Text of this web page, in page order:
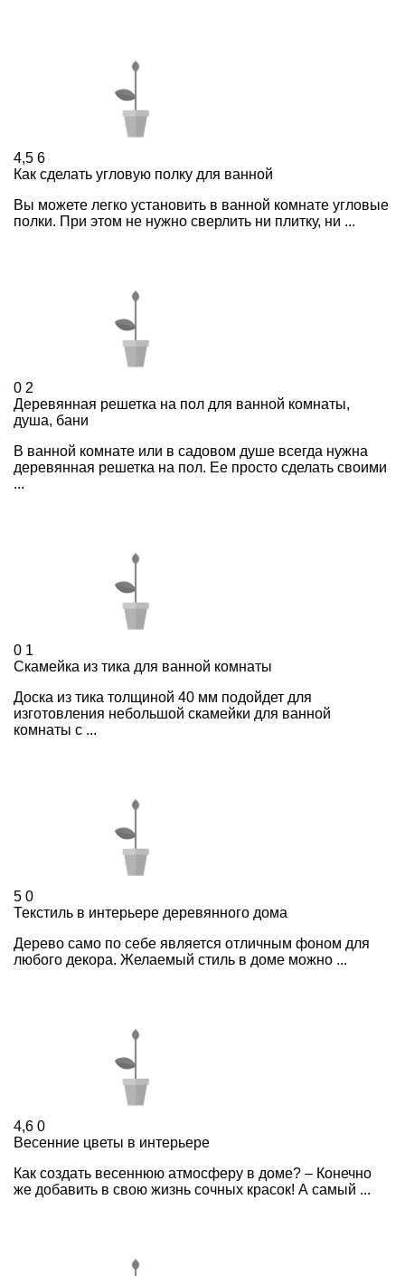
4,5 6
Как сделать угловую полку для ванной
Вы можете легко установить в ванной комнате угловые
полки. При этом не нужно сверлить ни плитку, ни ...
0 2
Деревянная решетка на пол для ванной комнаты,
душа, бани
В ванной комнате или в садовом душе всегда нужна
деревянная решетка на пол. Ее просто сделать своими
...
0 1
Скамейка из тика для ванной комнаты
Доска из тика толщиной 40 мм подойдет для
изготовления небольшой скамейки для ванной
комнаты с ...
5 0
Текстиль в интерьере деревянного дома
Дерево само по себе является отличным фоном для
любого декора. Желаемый стиль в доме можно ...
4,6 0
Весенние цветы в интерьере
Как создать весеннюю атмосферу в доме? – Конечно
же добавить в свою жизнь сочных красок! А самый ...